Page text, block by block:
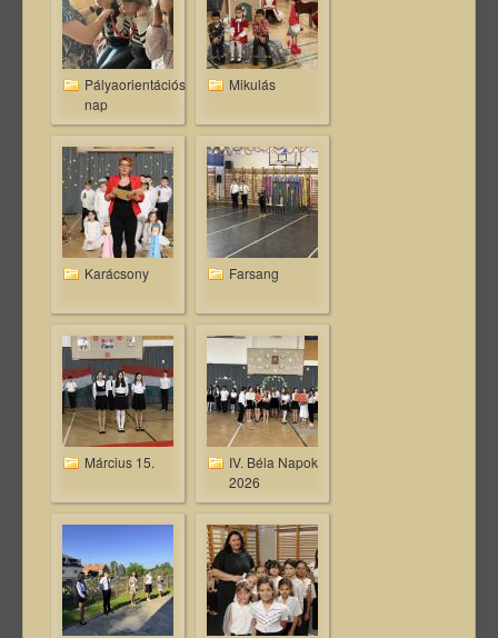
Pályaorientációs
nap
Mikulás
Karácsony Farsang
Március 15.
IV. Béla Napok
2026